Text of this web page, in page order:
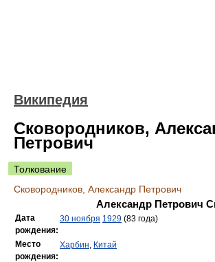
Википедия
Сковородников,
Петрович
Толкование
Сковородников, Александр Петрович
Александр Петрович
Дата
рождения:
30 ноября 1929 (83 года)
Место
рождения:
Харбин, Китай